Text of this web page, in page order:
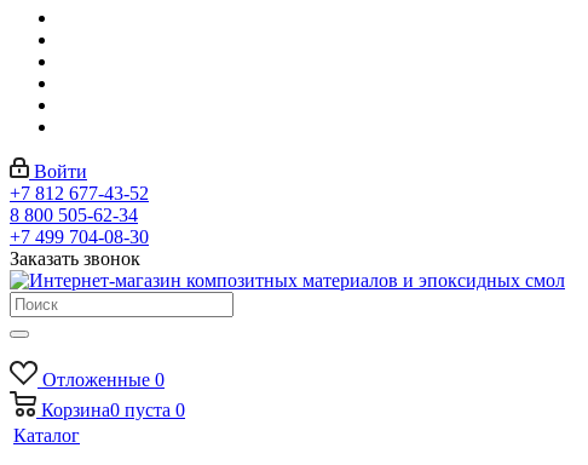
Войти
+7 812 677-43-52
8 800 505-62-34
+7 499 704-08-30
Заказать звонок
Отложенные 0
Корзина0 пуста 0
Каталог